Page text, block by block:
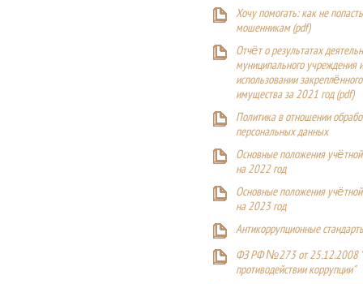
Хочу помогать: как не
мошенникам (pdf)
Отчёт о результатах
муниципального учреждения
использовании
имущества за 2021 год (pdf)
Политика в отношении
персональных данных
Основные положения
на 2022 год
Основные положения
на 2023 год
Антикоррупционные
ФЗ РФ №273 от 25.12.2008
противодействии коррупции"